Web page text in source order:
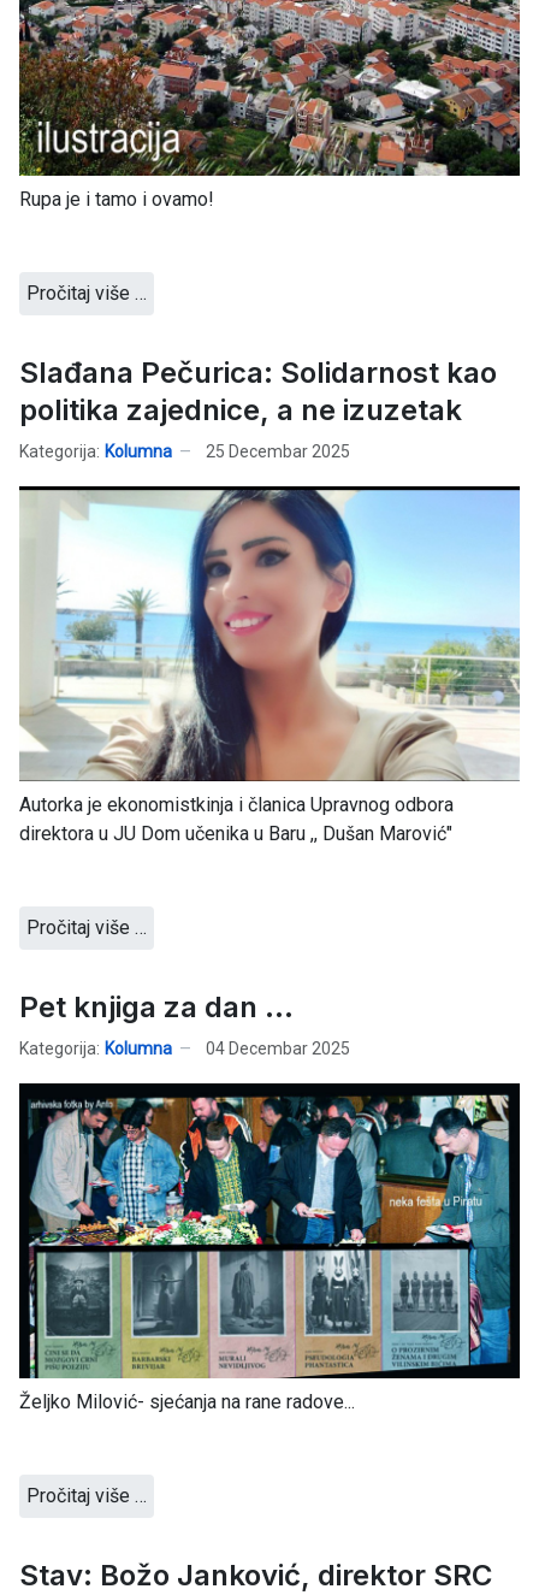
Rupa je i tamo i ovamo!
Pročitaj više …
Slađana Pečurica: Solidarnost kao
politika zajednice, a ne izuzetak
Kategorija: Kolumna 25 Decembar 2025
Autorka je ekonomistkinja i članica Upravnog odbora
direktora u JU Dom učenika u Baru ,, Dušan Marović"
Pročitaj više …
Pet knjiga za dan ...
Kategorija: Kolumna 04 Decembar 2025
Željko Milović- sjećanja na rane radove...
Pročitaj više …
Stav: Božo Janković, direktor SRC